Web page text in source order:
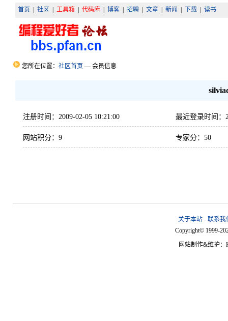
首页 社区 工具箱 代码库| 博客| 招聘| 文章| 新闻 下载| 读书
您所在位置： 社区首页 — 会员信息
注册时间：2009-02-05 10:21:00 最近登录时间：
网站积分：9 专家分：50
关于本站 - 联系我
Copyright© 1999-
网站制作&维护